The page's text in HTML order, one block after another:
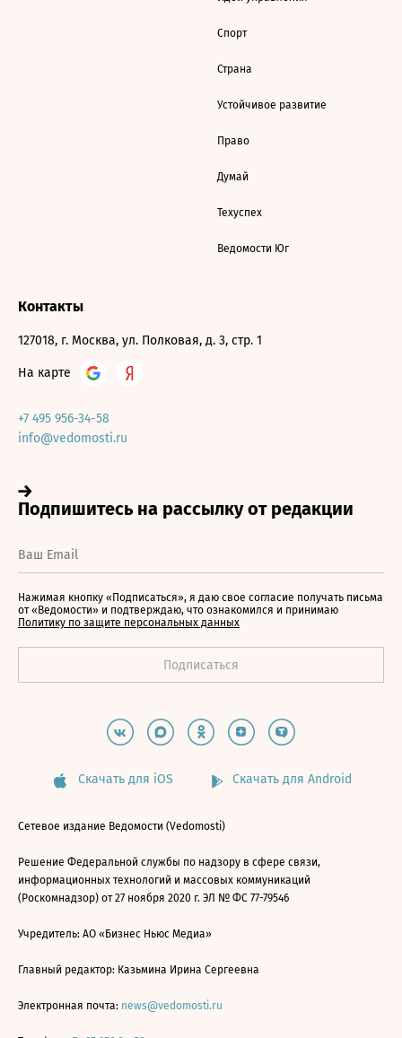
Спорт
Страна
Устойчивое развитие
Право
Думай
Техуспех
Ведомости Юг
Контакты
127018, г. Москва, ул. Полковая, д. 3, стр. 1
На карте
+7 495 956-34-58
info@vedomosti.ru
Нажимая кнопку «Подписаться», я даю свое согласие получать письма
от «Ведомости» и подтверждаю, что ознакомился и принимаю
Политику по защите персональных данных
Скачать для iOS Скачать для Android
Сетевое издание Ведомости (Vedomosti)
Решение Федеральной службы по надзору в сфере связи,
информационных технологий и массовых коммуникаций
(Роскомнадзор) от 27 ноября 2020 г. ЭЛ № ФС 77-79546
Учредитель: АО «Бизнес Ньюс Медиа»
Главный редактор: Казьмина Ирина Сергеевна
Электронная почта: news@vedomosti.ru